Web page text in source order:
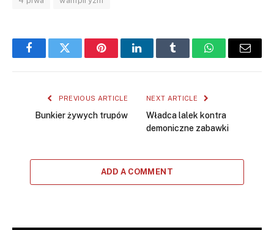
FacebookTwitter PinterestLinkedInTumblr WhatsAppEmail
PREVIOUS ARTICLE
Bunkier żywych trupów
NEXT ARTICLE
Władca lalek kontra
demoniczne zabawki
ADD A COMMENT